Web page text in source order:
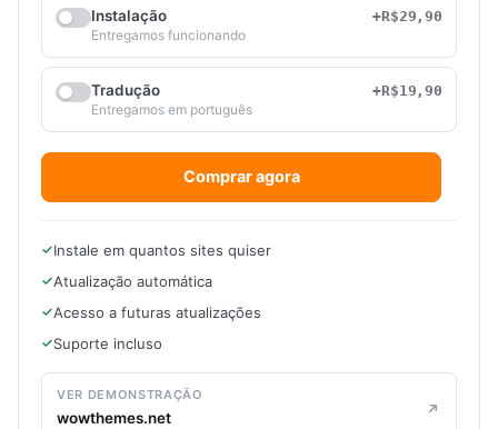
Instalação
+R$29,90
Entregamos funcionando
Tradução
+R$19,90
Entregamos em português
Comprar agora
Instale em quantos sites quiser
Atualização automática
Acesso a futuras atualizações
Suporte incluso
VER DEMONSTRAÇÃO
wowthemes.net